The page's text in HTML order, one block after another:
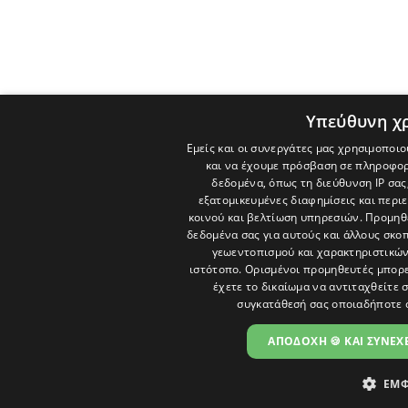
Υπεύθυνη
Εμείς και οι συνεργάτες μας
και να έχουμε πρόσβαση σε
δεδομένα, όπως τη διεύθυνση IP
εξατομικευμένες διαφημίσεις και
κοινού και βελτίωση υπηρεσιών.
δεδομένα σας για αυτούς και άλλους
γεωεντοπισμού και
ιστότοπο. Ορισμένοι προμηθευτές
έχετε το δικαίωμα να αντιταχθείτε
συγκατάθεσή σας οποιαδήποτε
ΑΠΟΔΟΧΗ 🍪 ΚΑΙ